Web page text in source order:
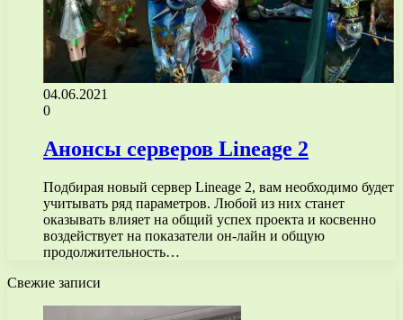
04.06.2021
0
Анонсы серверов Lineage 2
Подбирая новый сервер Lineage 2, вам необходимо будет
учитывать ряд параметров. Любой из них станет
оказывать влияет на общий успех проекта и косвенно
воздействует на показатели он-лайн и общую
продолжительность…
Свежие записи